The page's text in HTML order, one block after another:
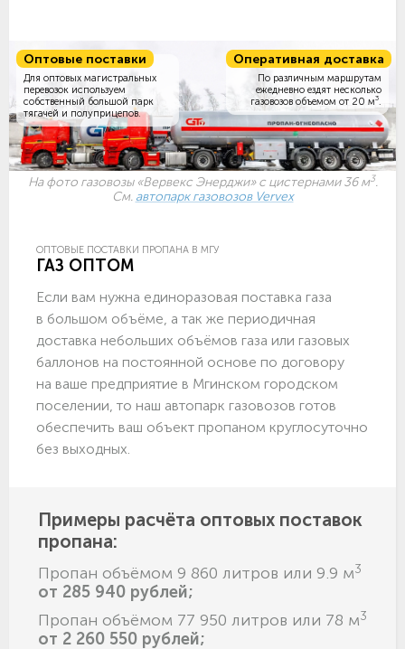
Оптовые поставки
Для оптовых магистральных
перевозок используем
собственный большой парк
тягачей и полуприцепов.
Оперативная доставка
По различным маршрутам
ежедневно ездят несколько
газовозов объемом от 20 м3
На фото газовозы «Вервекс Энерджи» с цистернами 36 м3.
См. автопарк газовозов Vervex
ОПТОВЫЕ ПОСТАВКИ ПРОПАНА В МГУ
ГАЗ ОПТОМ
Если вам нужна единоразовая поставка газа
в большом объёме, а так же периодичная
доставка небольших объёмов газа или газовых
баллонов на постоянной основе по договору
на ваше предприятие в Мгинском городском
поселении, то наш автопарк газовозов готов
обеспечить ваш объект пропаном круглосуточно
без выходных.
Примеры расчёта оптовых поставок
пропана:
Пропан объёмом 9 860 литров или 9.9 м3
от 285 940 рублей;
Пропан объёмом 77 950 литров или 78 м3
от 2 260 550 рублей;